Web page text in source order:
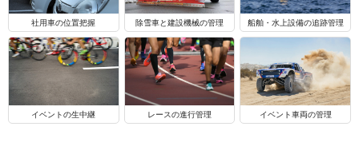
社用車の位置把握 除雪車と建設機械の管理 船舶・水上設備の追跡管理
イベントの生中継 レースの進行管理 イベント車両の管理